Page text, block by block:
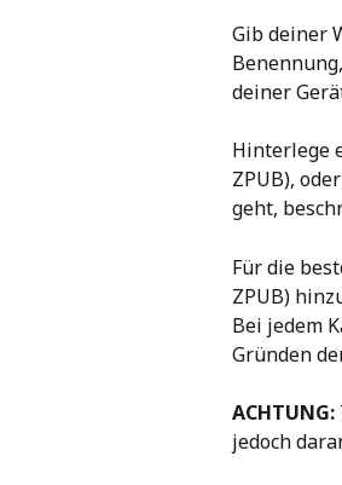
Gib deiner
deiner
Hinterlege
ZPUB),
geht,
Für die
ZPUB)
Bei jedem
Gründen
ACHTUNG:
jedoch